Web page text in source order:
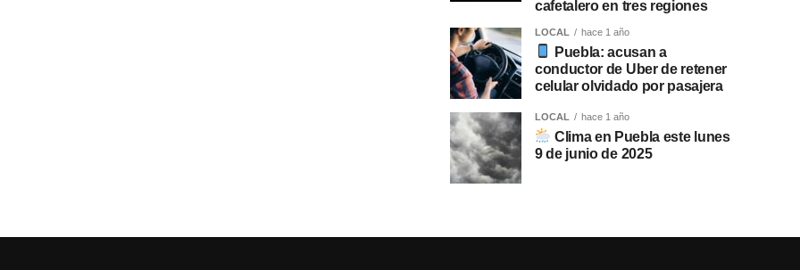
cafetalero en tres regiones
LOCAL hace 1 año
Puebla: acusan a
conductor de Uber de retener
celular olvidado por pasajera
LOCAL hace 1 año
Clima en Puebla este lunes
9 de junio de 2025